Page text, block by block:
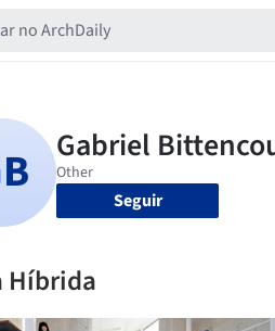
Seguir
Híbrida